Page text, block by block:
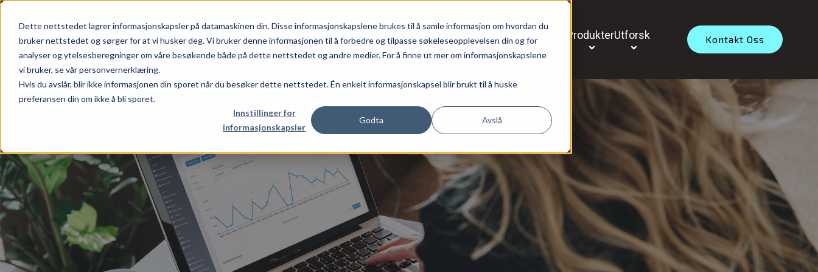
Dette nettstedet lagrer informasjonskapsler på datamaskinen din. Disse informasjonskapslene brukes til å samle informasjon om hvordan du
bruker nettstedet og sørger for at vi husker deg. Vi bruker denne informasjonen til å forbedre og tilpasse søkeleseopplevelsen din og for
analyser og ytelsesberegninger om våre besøkende både på dette nettstedet og andre medier. For å finne ut mer om informasjonskapslene
vi bruker, se vår personvernerklæring.
Hvis du avslår, blir ikke informasjonen din sporet når du besøker dette nettstedet. Én enkelt informasjonskapsel blir brukt til å huske
preferansen din om ikke å bli sporet.
Innstillinger for
informasjonskapsler
Godta Avslå
Ladeløsninger ProdukterUtforsk Kontakt Oss